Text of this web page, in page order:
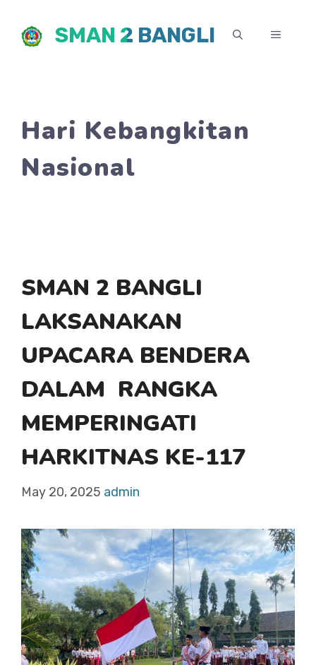
SMAN 2 BANGLI MENU
Hari Kebangkitan
Nasional
SMAN 2 BANGLI
LAKSANAKAN
UPACARA BENDERA
DALAM RANGKA
MEMPERINGATI
HARKITNAS KE-117
May 20, 2025 admin